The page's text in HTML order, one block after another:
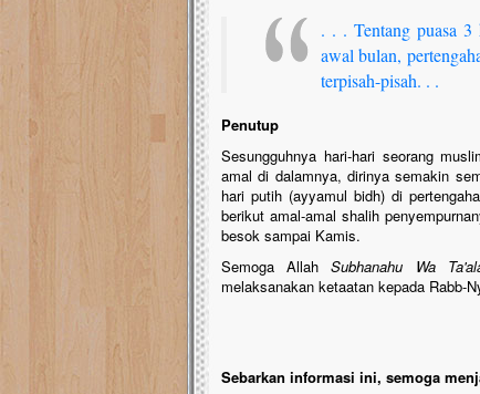
. . . Tentang puasa 3
awal bulan,
terpisah-pisah. . .
Penutup
Sesungguhnya hari-hari seorang
amal di dalamnya, dirinya semakin
hari putih (ayyamul bidh) di
berikut amal-amal shalih
besok sampai Kamis.
Semoga AllahSubhanahu Wa
melaksanakan ketaatan kepada Rabb-
Sebarkan informasi ini, semoga